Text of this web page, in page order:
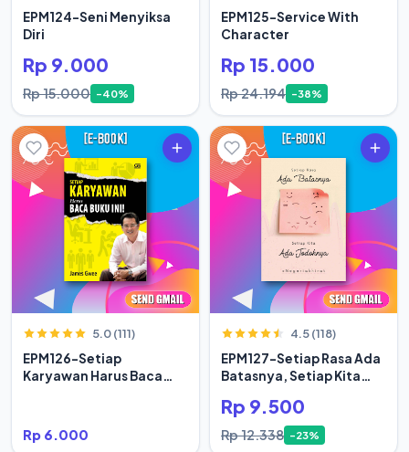
EPM124-Seni Menyiksa
Diri
Rp 9.000
Rp 15.000 -40%
EPM125-Service With
Character
Rp 15.000
Rp 24.194 -38%
5.0 (111)
EPM126-Setiap
Karyawan Harus Baca
Rp 6.000
4.5 (118)
EPM127-Setiap Rasa Ada
Batasnya, Setiap Kita
Rp 9.500
Rp 12.338 -23%